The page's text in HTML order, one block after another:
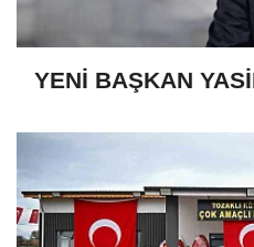
YENİ BAŞKAN